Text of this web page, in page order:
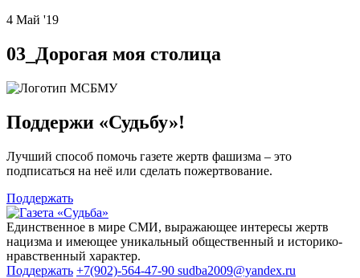
4 Май '19
03_Дорогая моя столица
Поддержи «Судьбу»!
Лучший способ помочь газете жертв фашизма – это
подписаться на неё или сделать пожертвование.
Поддержать
Единственное в мире СМИ, выражающее интересы жертв
нацизма и имеющее уникальный общественный и историко-
нравственный характер.
Поддержать +7(902)-564-47-90 sudba2009@yandex.ru